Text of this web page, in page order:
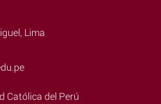
Lima
Católica del Perú